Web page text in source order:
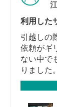
利用した
引越しの
依頼がギ
ない中で
りました